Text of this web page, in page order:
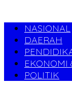
NASIONAL
DAERAH
EKONOMI
POLITIK